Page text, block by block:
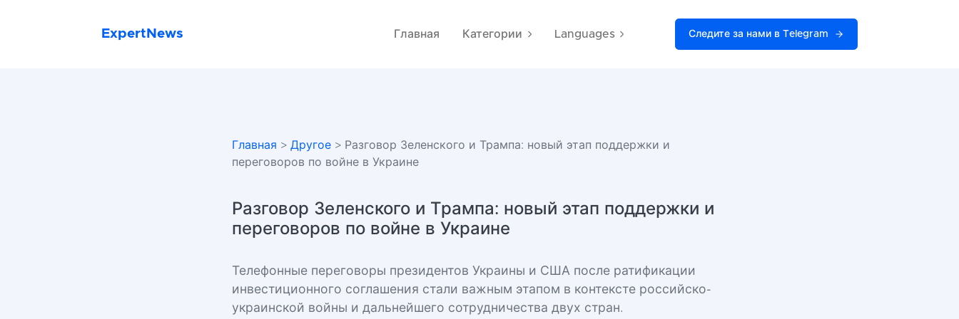
ExpertNews Главная Категории Languages Следите за нами в Telegram
Главная >Другое > Разговор Зеленского и Трампа: новый этап поддержки и
переговоров по войне в Украине
Разговор Зеленского и Трампа: новый этап поддержки и
переговоров по войне в Украине
Телефонные переговоры президентов Украины и США после ратификации
инвестиционного соглашения стали важным этапом в контексте российско-
украинской войны и дальнейшего сотрудничества двух стран.